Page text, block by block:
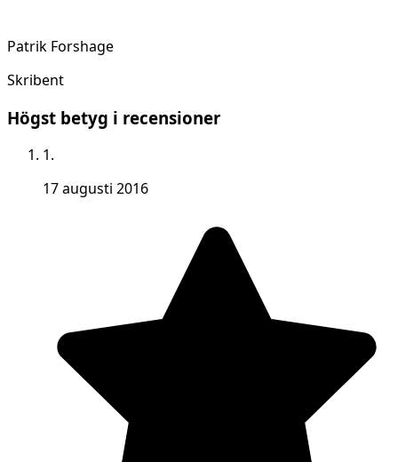
Patrik Forshage
Skribent
Högst betyg i recensioner
1.
17 augusti 2016